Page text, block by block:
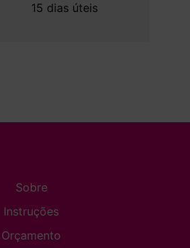
15 dias úteis
Sobre
Instruções
Orçamento